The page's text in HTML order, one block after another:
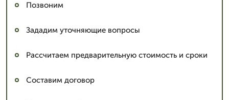
Позвоним
Зададим уточняющие вопросы
Рассчитаем предварительную стоимость и сроки
Составим договор